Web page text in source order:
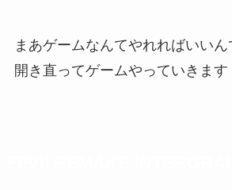
まあゲームなんてやれればいいん
開き直ってゲームやっていきます